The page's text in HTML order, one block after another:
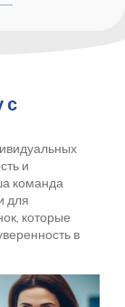
с
и
команда
для
которые
в